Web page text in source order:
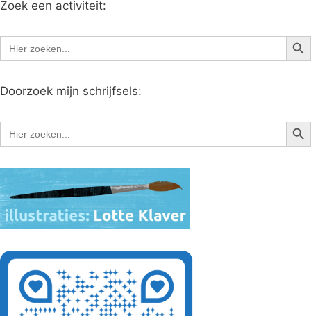
Zoek een activiteit:
Zoek
naar:
Doorzoek mijn schrijfsels:
Zoek
naar: